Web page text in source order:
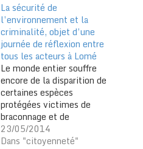
La sécurité de
l’environnement et la
criminalité, objet d’une
journée de réflexion entre
tous les acteurs à Lomé
Le monde entier souffre
encore de la disparition de
certaines espèces
protégées victimes de
braconnage et de
destruction massive. Le
commerce illégal d’ivoire
23/05/2014
Dans "citoyenneté"